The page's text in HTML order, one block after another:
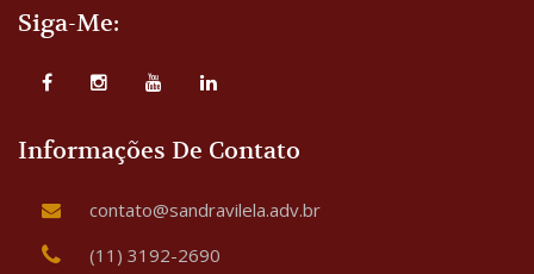
Siga-Me:
Informações De Contato
contato@sandravilela.adv.br
(11) 3192-2690